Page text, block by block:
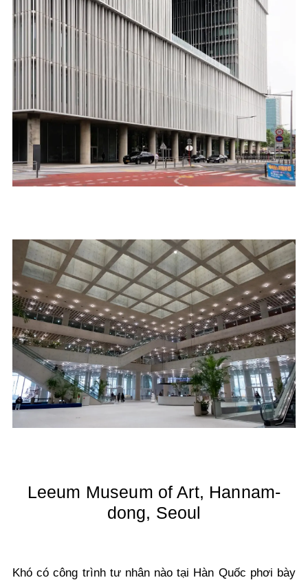
Leeum Museum of Art, Hannam-
dong, Seoul
Khó có công trình tư nhân nào tại Hàn Quốc phơi bày